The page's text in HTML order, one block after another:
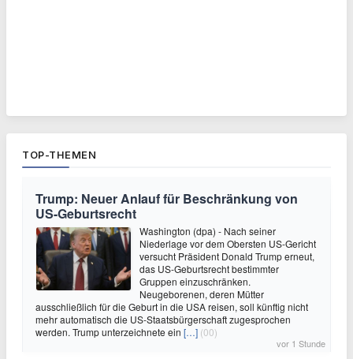
TOP-THEMEN
Trump: Neuer Anlauf für Beschränkung von
US-Geburtsrecht
Washington (dpa) - Nach seiner
Niederlage vor dem Obersten US-Gericht
versucht Präsident Donald Trump erneut,
das US-Geburtsrecht bestimmter
Gruppen einzuschränken.
Neugeborenen, deren Mütter
ausschließlich für die Geburt in die USA reisen, soll künftig nicht
mehr automatisch die US-Staatsbürgerschaft zugesprochen
werden. Trump unterzeichnete ein […] (00)
vor 1 Stunde